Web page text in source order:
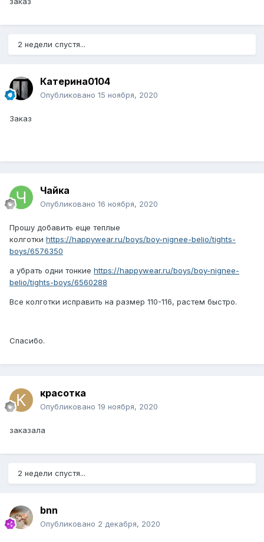
2 недели спустя...
Катерина0104
Опубликовано 15 ноября, 2020
Заказ
Чайка
Опубликовано 16 ноября, 2020
Прошу добавить еще теплые
колготки https://happywear.ru/boys/boy-nignee-belio/tights-
boys/6576350
а убрать одни тонкие https://happywear.ru/boys/boy-nignee-
belio/tights-boys/6560288
Все колготки исправить на размер 110-116, растем быстро.
Спасибо.
красотка
Опубликовано 19 ноября, 2020
заказала
2 недели спустя...
bnn
Опубликовано 2 декабря, 2020